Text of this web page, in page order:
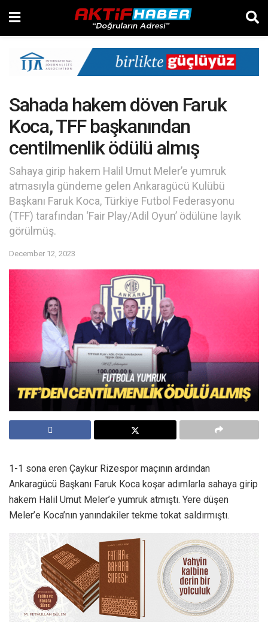
Sahada hakem döven Faruk
Koca, TFF başkanından
centilmenlik ödülü almış
Sahaya girip hakem Halil Umut Meler’e yumruk
atmasıyla gündeme gelen Ankaragücü Kulübü
Başkanı Faruk Koca, Türkiye Futbol Federasyonu
(TFF) tarafından ‘Fair Play/Adil Oyun’ ödülüne layık
görülmüş.
December 12, 2023
1-1 sona eren Çaykur Rizespor maçının ardından
Ankaragücü Başkanı Faruk Koca koşar adımlarla sahaya girip
hakem Halil Umut Meler’e yumruk atmıştı. Yere düşen
Meler’e Koca’nın yanındakiler tekme tokat saldırmıştı.